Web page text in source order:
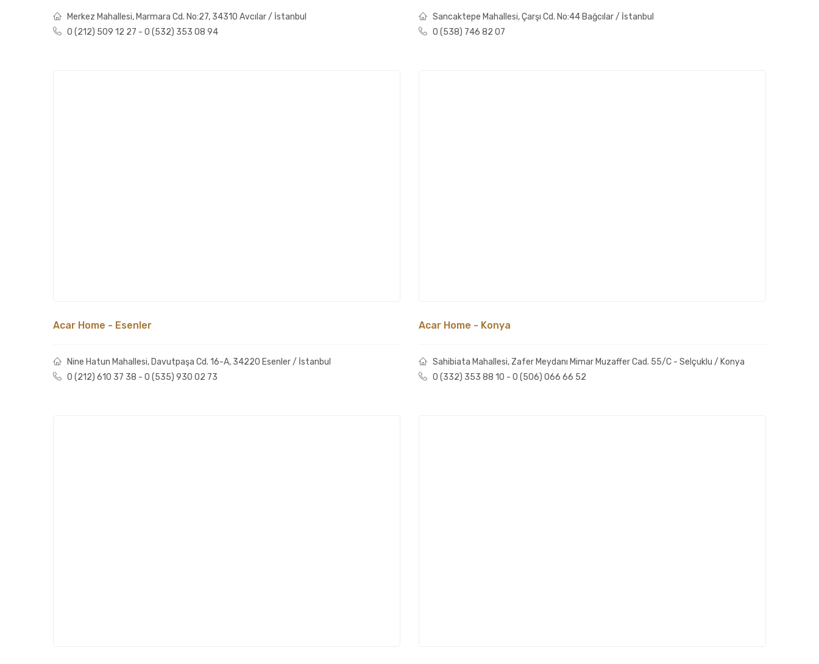
Merkez Mahallesi, Marmara Cd. No:27, 34310 Avcılar / İstanbul
0 (212) 509 12 27 - 0 (532) 353 08 94
Sancaktepe Mahallesi, Çarşı Cd. No:44 Bağcılar / İstanbul
0 (538) 746 82 07
Acar Home - Esenler
Nine Hatun Mahallesi, Davutpaşa Cd. 16-A, 34220 Esenler / İstanbul
0 (212) 610 37 38 - 0 (535) 930 02 73
Acar Home - Konya
Sahibiata Mahallesi, Zafer Meydanı Mimar Muzaffer Cad. 55/C - Selçuklu / Konya
0 (332) 353 88 10 - 0 (506) 066 66 52